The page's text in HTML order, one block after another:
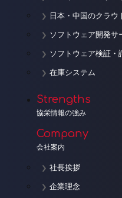
日本・中国のクラウ
ソフトウェア開発サ
ソフトウェア検証・
在庫システム
Strengths
協栄情報の強み
Company
会社案内
社長挨拶
企業理念